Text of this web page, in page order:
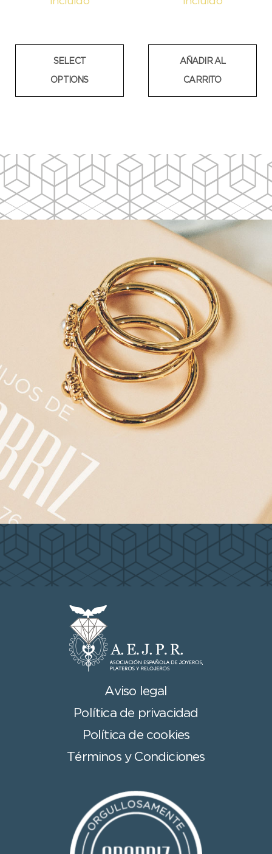
SELECT
OPTIONS
AÑADIR AL
CARRITO
Aviso legal
Política de privacidad
Política de cookies
Términos y Condiciones